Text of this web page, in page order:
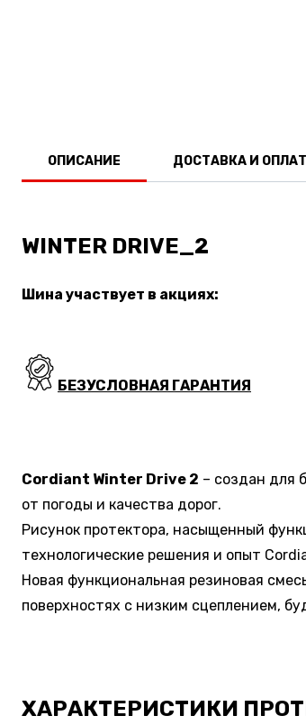
ОПИСАНИЕ ДОСТАВКА И
WINTER DRIVE_2
Шина участвует в акциях:
БЕЗУСЛОВНАЯ ГАРАНТИЯ
Cordiant Winter Drive 2 – создан для
от погоды и качества дорог.
Рисунок протектора, насыщенный
технологические решения и опыт
Новая функциональная резиновая
поверхностях с низким сцеплением,
ХАРАКТЕРИСТИКИ